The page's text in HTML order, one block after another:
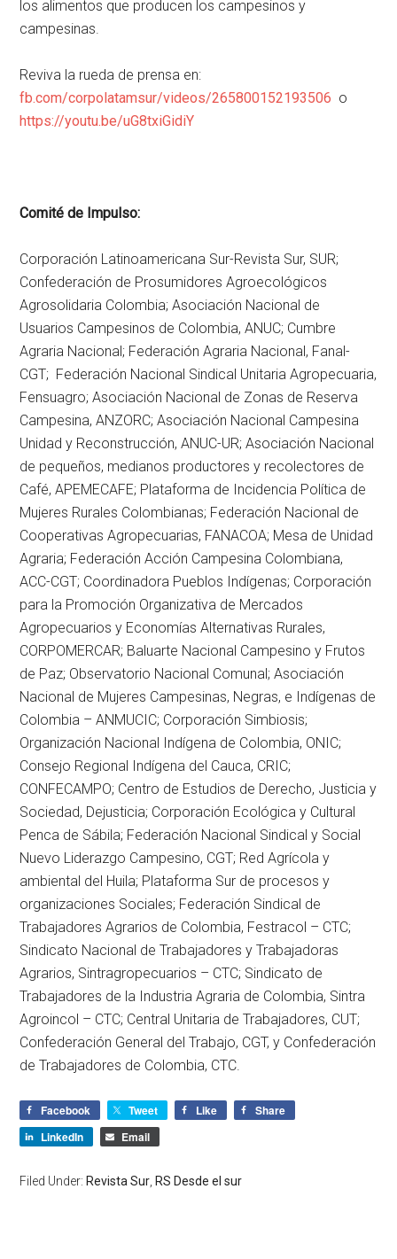
los alimentos que producen los campesinos y
campesinas.
Reviva la rueda de prensa en:
fb.com/corpolatamsur/videos/265800152193506 o
https://youtu.be/uG8txiGidiY
Comité de Impulso:
Corporación Latinoamericana Sur-Revista Sur, SUR;
Confederación de Prosumidores Agroecológicos
Agrosolidaria Colombia; Asociación Nacional de
Usuarios Campesinos de Colombia, ANUC; Cumbre
Agraria Nacional; Federación Agraria Nacional, Fanal-
CGT; Federación Nacional Sindical Unitaria Agropecuaria,
Fensuagro; Asociación Nacional de Zonas de Reserva
Campesina, ANZORC; Asociación Nacional Campesina
Unidad y Reconstrucción, ANUC-UR; Asociación Nacional
de pequeños, medianos productores y recolectores de
Café, APEMECAFE; Plataforma de Incidencia Política de
Mujeres Rurales Colombianas; Federación Nacional de
Cooperativas Agropecuarias, FANACOA; Mesa de Unidad
Agraria; Federación Acción Campesina Colombiana,
ACC-CGT; Coordinadora Pueblos Indígenas; Corporación
para la Promoción Organizativa de Mercados
Agropecuarios y Economías Alternativas Rurales,
CORPOMERCAR; Baluarte Nacional Campesino y Frutos
de Paz; Observatorio Nacional Comunal; Asociación
Nacional de Mujeres Campesinas, Negras, e Indígenas de
Colombia – ANMUCIC; Corporación Simbiosis;
Organización Nacional Indígena de Colombia, ONIC;
Consejo Regional Indígena del Cauca, CRIC;
CONFECAMPO; Centro de Estudios de Derecho, Justicia y
Sociedad, Dejusticia; Corporación Ecológica y Cultural
Penca de Sábila; Federación Nacional Sindical y Social
Nuevo Liderazgo Campesino, CGT; Red Agrícola y
ambiental del Huila; Plataforma Sur de procesos y
organizaciones Sociales; Federación Sindical de
Trabajadores Agrarios de Colombia, Festracol – CTC;
Sindicato Nacional de Trabajadores y Trabajadoras
Agrarios, Sintragropecuarios – CTC; Sindicato de
Trabajadores de la Industria Agraria de Colombia, Sintra
Agroincol – CTC; Central Unitaria de Trabajadores, CUT;
Confederación General del Trabajo, CGT, y Confederación
de Trabajadores de Colombia, CTC.
Facebook Tweet Like
Share
LinkedIn
Email
Filed Under: Revista Sur, RS Desde el sur